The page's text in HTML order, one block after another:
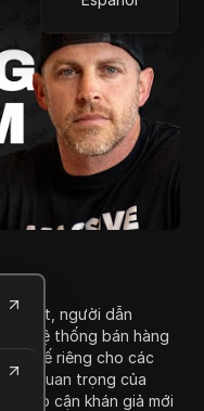
Agent, người dẫn
về hệ thống bán hàng
kế riêng cho các
tầm quan trọng của
tiếp cận khán giả mới